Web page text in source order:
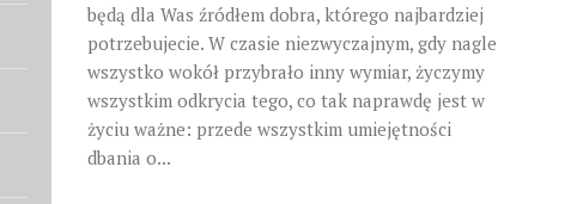
będą dla Was źródłem dobra, którego najbardziej
potrzebujecie. W czasie niezwyczajnym, gdy nagle
wszystko wokół przybrało inny wymiar, życzymy
wszystkim odkrycia tego, co tak naprawdę jest w
życiu ważne: przede wszystkim umiejętności
dbania o...